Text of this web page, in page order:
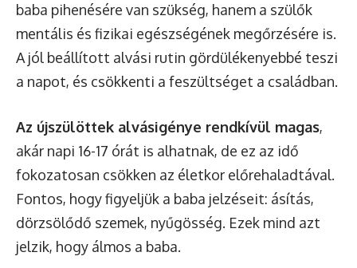
baba pihenésére van szükség, hanem a szülők
mentális és fizikai egészségének megőrzésére is.
A jól beállított alvási rutin gördülékenyebbé teszi
a napot, és csökkenti a feszültséget a családban.
Az újszülöttek alvásigénye rendkívül magas,
akár napi 16-17 órát is alhatnak, de ez az idő
fokozatosan csökken az életkor előrehaladtával.
Fontos, hogy figyeljük a baba jelzéseit: ásítás,
dörzsölődő szemek, nyűgösség. Ezek mind azt
jelzik, hogy álmos a baba.